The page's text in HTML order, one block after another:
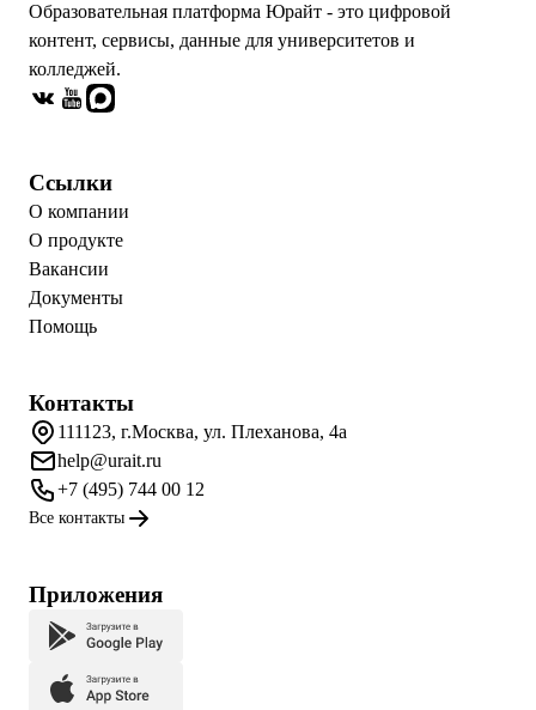
Образовательная платформа Юрайт - это цифровой
контент, сервисы, данные для университетов и
колледжей.
Ссылки
О компании
О продукте
Вакансии
Документы
Помощь
Контакты
111123, г.Москва, ул. Плеханова, 4а
help@urait.ru
+7 (495) 744 00 12
Все контакты
Приложения